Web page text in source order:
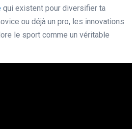
qui existent pour diversifier ta
ou déjà un pro, les innovations
le sport comme un véritable